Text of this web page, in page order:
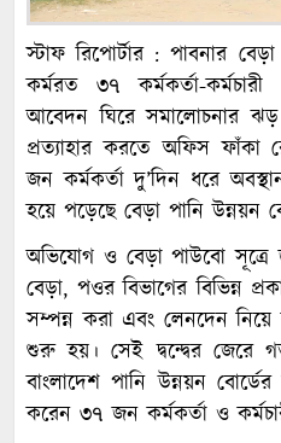
স্টাফ রিপোর্টার : পাবনার
কর্মরত ৩৭ কর্মকর্তা-
আবেদন ঘিরে সমালোচনার
প্রত্যাহার করতে অফিস ফাঁকা
জন কর্মকর্তা দু’দিন ধরে
হয়ে পড়েছে বেড়া পানি উন্নয়ন
অভিযোগ ও বেড়া পাউবো সূত্রে
বেড়া, পওর বিভাগের বিভিন্ন
সম্পন্ন করা এবং লেনদেন নিয়ে
শুরু হয়। সেই দ্বন্দ্বের জেরে
বাংলাদেশ পানি উন্নয়ন
করেন ৩৭ জন কর্মকর্তা ও